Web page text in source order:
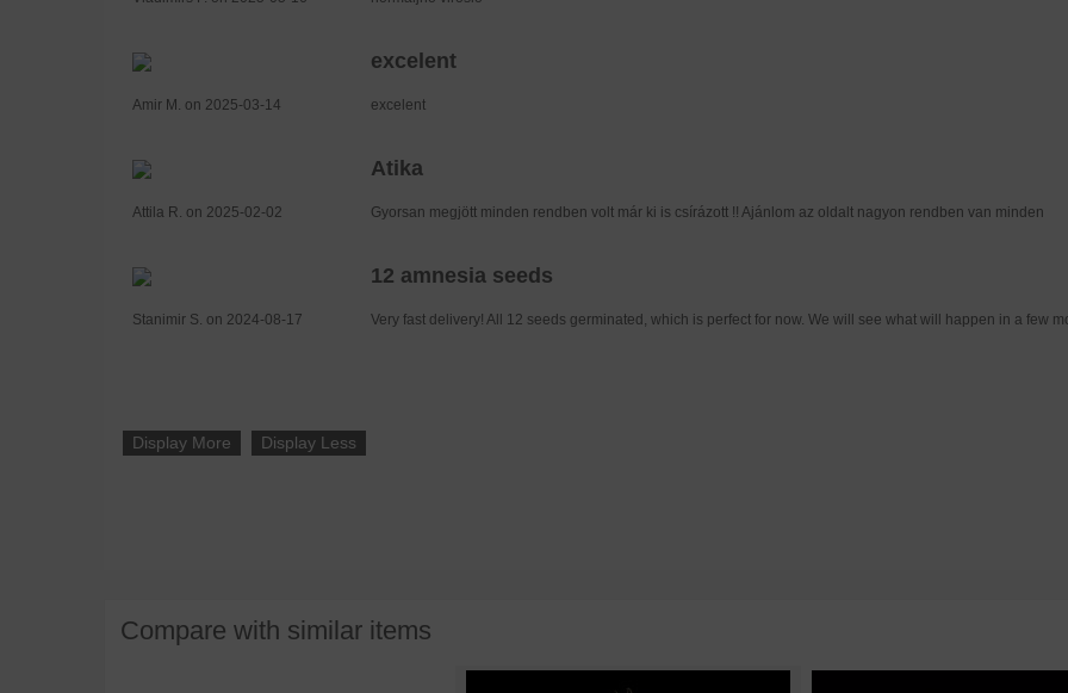
excelent
Amir M. on 2025-03-14 excelent
Atika
Attila R. on 2025-02-02 Gyorsan megjött minden rendben volt már ki is csírázott !! Ajánlom az oldalt nagyon rendben van minden
12 amnesia seeds
Stanimir S. on 2024-08-17 Very fast delivery! All 12 seeds germinated, which is perfect for now. We will see what will happen in a few
Display More Display Less
Compare with similar items